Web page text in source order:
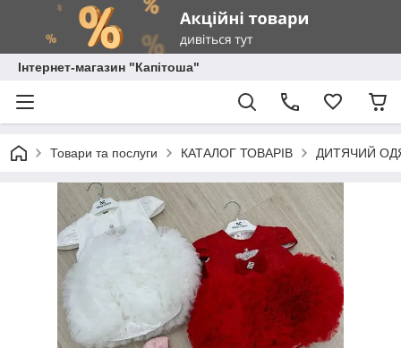
Інтернет-магазин "Капітоша"
Товари та послуги КАТАЛОГ ТОВАРІВ ДИТЯЧИЙ